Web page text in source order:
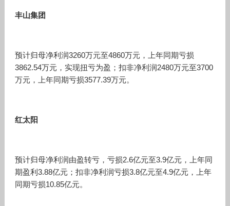
丰山集团
预计归母净利润3260万元至4860万元，上年同期亏损
3862.54万元，实现扭亏为盈；扣非净利润2480万元至3700
万元，上年同期亏损3577.39万元。
红太阳
预计归母净利润由盈转亏，亏损2.6亿元至3.9亿元，上年同
期盈利3.88亿元；扣非净利润亏损3.8亿元至4.9亿元，上年
同期亏损10.85亿元。